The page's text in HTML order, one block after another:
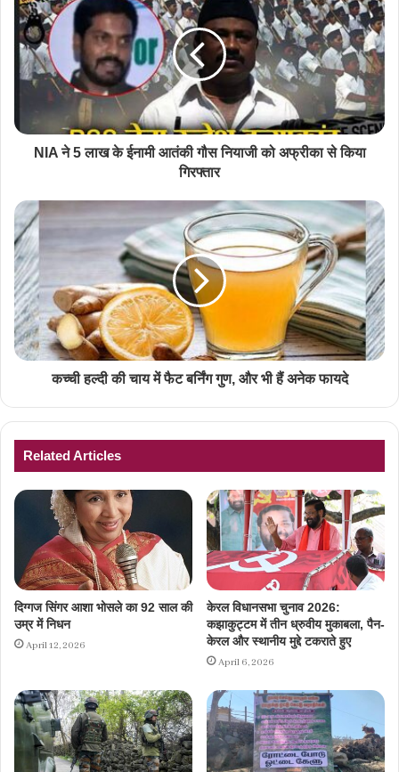
NIA ने 5 लाख के ईनामी आतंकी गौस नियाजी को अफ्रीका से किया
गिरफ्तार
कच्ची हल्दी की चाय में फैट बर्निंग गुण, और भी हैं अनेक फायदे
Related Articles
दिग्गज सिंगर आशा भोसले का 92 साल की
उम्र में निधन
April 12, 2026
केरल विधानसभा चुनाव 2026:
कझाकुट्टम में तीन ध्रुवीय मुकाबला, पैन-
केरल और स्थानीय मुद्दे टकराते हुए
April 6, 2026